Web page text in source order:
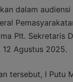
dalam
Plt. Sekretaris
12 Agustus 2025.
tersebut, I Putu